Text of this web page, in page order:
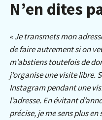
N’en dites
« Je transmets mon
de faire autrement si on
m’abstiens toutefois de
j’organise une visite libre.
Instagram pendant une
l’adresse. En évitant
précise, je me sens plus